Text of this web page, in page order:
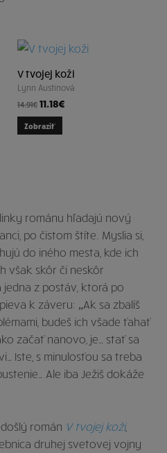
V tvojej koži
Lynn Austinová
14.91€ 11.18€
Zobraziť
románu hľadajú nový
po čistom štíte. Myslia si,
do iného mesta, kde ich
však skôr či neskôr
jedna z postáv, ktorá po
k záveru: „Ak sa zbalíš
budeš ich všade ťahať
začať nanovo, je… stať sa
Iste, s minulosťou sa treba
Ale iba Ježiš dokáže
román V tvojej koži,
druhej svetovej vojny